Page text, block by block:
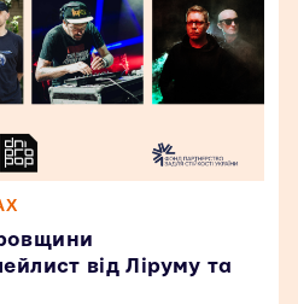
від Ліруму та